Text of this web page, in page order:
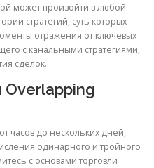
THERAPY
может произойти в любой
стратегий, суть которых
отражения от ключевых
с канальными стратегиями,
сделок.
Overlapping
часов до нескольких дней,
одинарного и тройного
с основами торговли